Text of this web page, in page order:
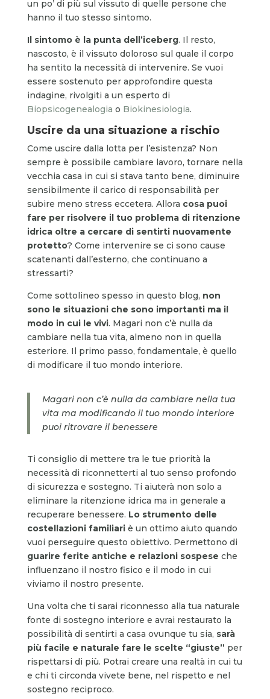
un po’ di più sul vissuto di quelle persone che
hanno il tuo stesso sintomo.
Il sintomo è la punta dell’iceberg. Il resto,
nascosto, è il vissuto doloroso sul quale il corpo
ha sentito la necessità di intervenire. Se vuoi
essere sostenuto per approfondire questa
indagine, rivolgiti a un esperto di
Biopsicogenealogia o Biokinesiologia.
Uscire da una situazione a rischio
Come uscire dalla lotta per l’esistenza? Non
sempre è possibile cambiare lavoro, tornare nella
vecchia casa in cui si stava tanto bene, diminuire
sensibilmente il carico di responsabilità per
subire meno stress eccetera. Allora cosa puoi
fare per risolvere il tuo problema di ritenzione
idrica oltre a cercare di sentirti nuovamente
protetto? Come intervenire se ci sono cause
scatenanti dall’esterno, che continuano a
stressarti?
Come sottolineo spesso in questo blog, non
sono le situazioni che sono importanti ma il
modo in cui le vivi. Magari non c’è nulla da
cambiare nella tua vita, almeno non in quella
esteriore. Il primo passo, fondamentale, è quello
di modificare il tuo mondo interiore.
Magari non c’è nulla da cambiare nella tua
vita ma modificando il tuo mondo interiore
puoi ritrovare il benessere
Ti consiglio di mettere tra le tue priorità la
necessità di riconnetterti al tuo senso profondo
di sicurezza e sostegno. Ti aiuterà non solo a
eliminare la ritenzione idrica ma in generale a
recuperare benessere. Lo strumento delle
costellazioni familiariè un ottimo aiuto quando
vuoi perseguire questo obiettivo. Permettono di
guarire ferite antiche e relazioni sospese che
influenzano il nostro fisico e il modo in cui
viviamo il nostro presente.
Una volta che ti sarai riconnesso alla tua naturale
fonte di sostegno interiore e avrai restaurato la
possibilità di sentirti a casa ovunque tu sia, sarà
più facile e naturale fare le scelte “giuste” per
rispettarsi di più. Potrai creare una realtà in cui tu
e chi ti circonda vivete bene, nel rispetto e nel
sostegno reciproco.